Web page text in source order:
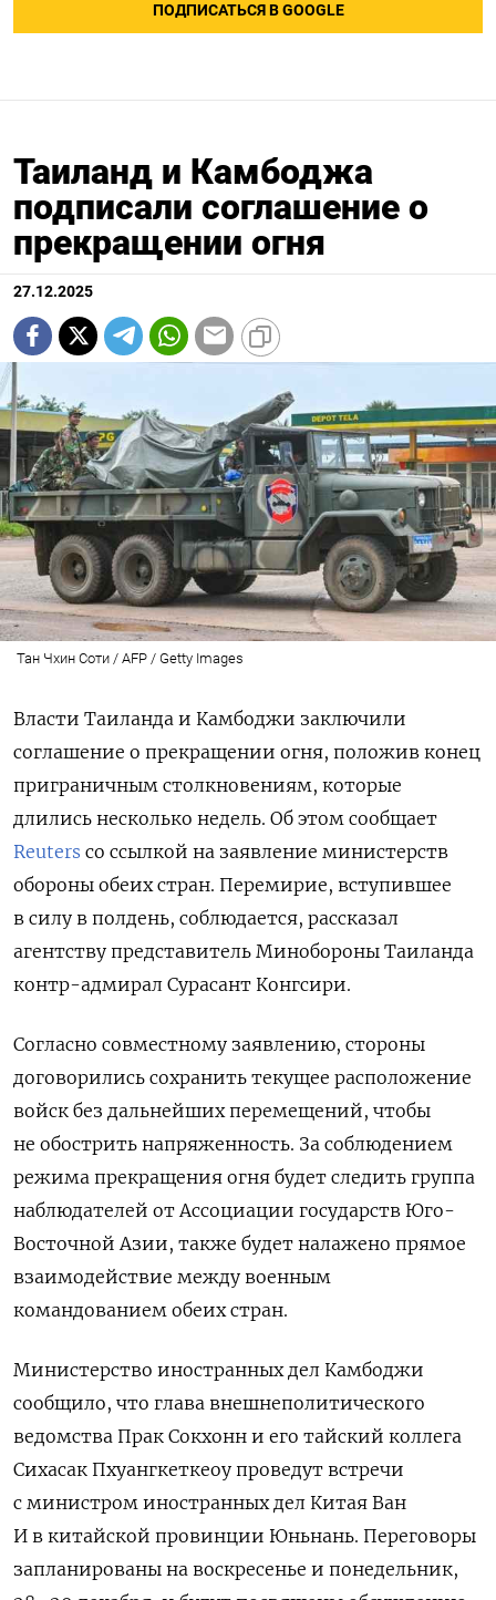
ПОДПИСАТЬСЯ В GOOGLE
Таиланд и Камбоджа
подписали соглашение о
прекращении огня
27.12.2025
Тан Чхин Соти / AFP / Getty Images
Власти Таиланда и Камбоджи заключили
соглашение о прекращении огня, положив конец
приграничным столкновениям, которые
длились несколько недель. Об этом сообщает
Reuters со ссылкой на заявление министерств
обороны обеих стран. Перемирие, вступившее
в силу в полдень, соблюдается, рассказал
агентству представитель Минобороны Таиланда
контр-адмирал Сурасант Конгсири.
Согласно совместному заявлению, стороны
договорились сохранить текущее расположение
войск без дальнейших перемещений, чтобы
не обострить напряженность. За соблюдением
режима прекращения огня будет следить группа
наблюдателей от Ассоциации государств Юго-
Восточной Азии, также будет налажено прямое
взаимодействие между военным
командованием обеих стран.
Министерство иностранных дел Камбоджи
сообщило, что глава внешнеполитического
ведомства Прак Сокхонн и его тайский коллега
Сихасак Пхуангкеткеоу проведут встречи
с министром иностранных дел Китая Ван
И в китайской провинции Юньнань. Переговоры
запланированы на воскресенье и понедельник,